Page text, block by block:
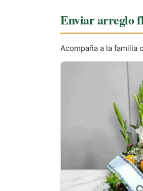
Enviar arreglo
Acompaña a la familia